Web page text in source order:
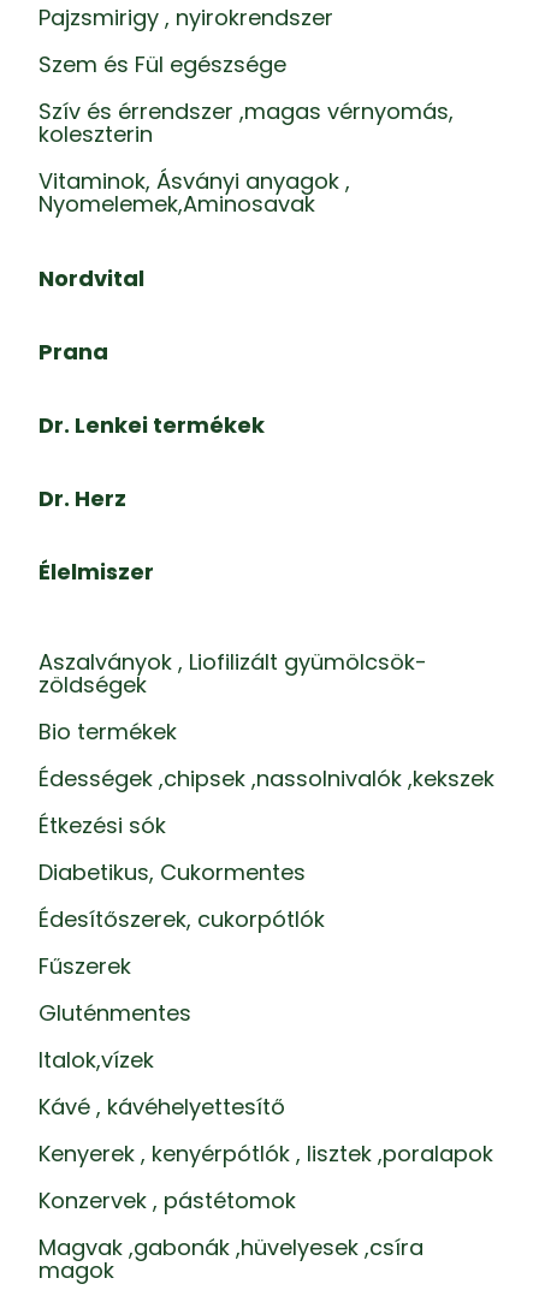
Pajzsmirigy , nyirokrendszer
Szem és Fül egészsége
Szív és érrendszer ,magas vérnyomás,
koleszterin
Vitaminok, Ásványi anyagok ,
Nyomelemek,Aminosavak
Nordvital
Prana
Dr. Lenkei termékek
Dr. Herz
Élelmiszer
Aszalványok , Liofilizált gyümölcsök-
zöldségek
Bio termékek
Édességek ,chipsek ,nassolnivalók ,kekszek
Étkezési sók
Diabetikus, Cukormentes
Édesítőszerek, cukorpótlók
Fűszerek
Gluténmentes
Italok,vízek
Kávé , kávéhelyettesítő
Kenyerek , kenyérpótlók , lisztek ,poralapok
Konzervek , pástétomok
Magvak ,gabonák ,hüvelyesek ,csíra
magok